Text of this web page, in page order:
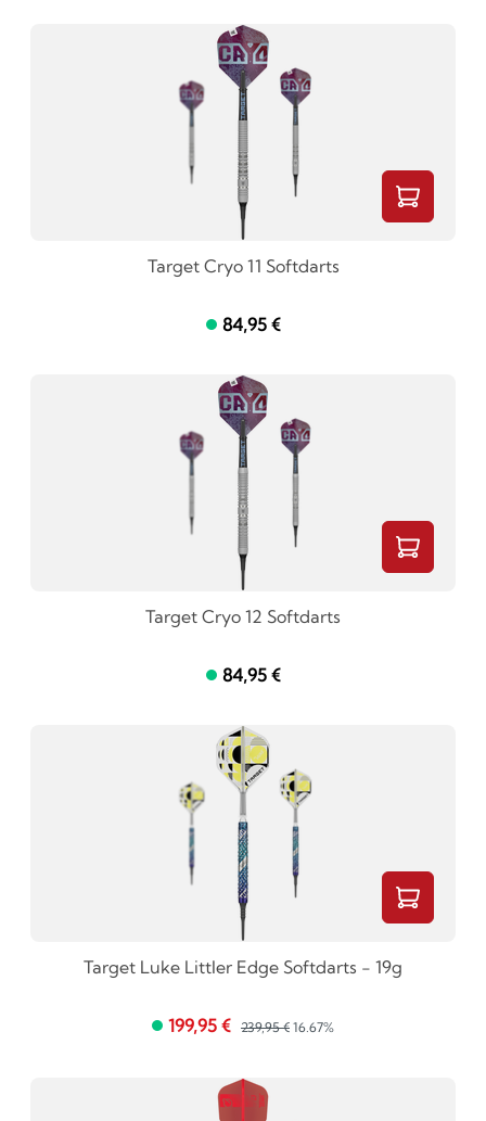
Target Cryo 11 Softdarts
84,95 €
Target Cryo 12 Softdarts
84,95 €
Target Luke Littler Edge Softdarts - 19g
199,95 € 239,95 € 16.67%